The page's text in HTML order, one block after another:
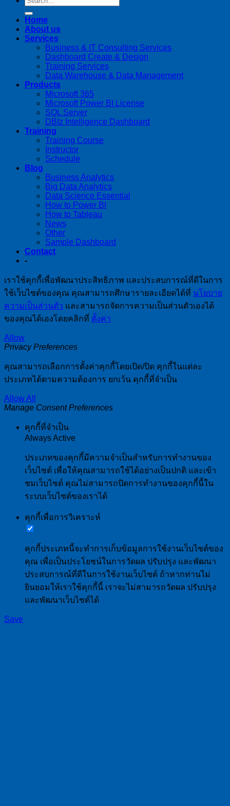
Home
About us
Services
Business & IT Consulting Services
Dashboard Create & Design
Training Services
Data Warehouse & Data Management
Products
Microsoft 365
Microsoft Power BI License
SQL Server
DBIz Intelligence Dashboard
Training
Training Course
Instructor
Schedule
Blog
Business Analytics
Big Data Analytics
Data Science Essential
How to Power BI
How to Tableau
News
Other
Sample Dashboard
Contact
-
เราใช้คุกกี้เพื่อพัฒนาประสิทธิภาพ และประสบการณ์ที่ดีในการ
ใช้เว็บไซต์ของคุณ คุณสามารถศึกษารายละเอียดได้ที่ นโยบาย
ความเป็นส่วนตัว และสามารถจัดการความเป็นส่วนตัวเองได้
ของคุณได้เองโดยคลิกที่ ตั้งค่า
Allow
Privacy Preferences
คุณสามารถเลือกการตั้งค่าคุกกี้โดยเปิด/ปิด คุกกี้ในแต่ละ
ประเภทได้ตามความต้องการ ยกเว้น คุกกี้ที่จำเป็น
Allow All
Manage Consent Preferences
คุกกี้ที่จำเป็น
Always Active
ประเภทของคุกกี้มีความจำเป็นสำหรับการทำงานของ
เว็บไซต์ เพื่อให้คุณสามารถใช้ได้อย่างเป็นปกติ และเข้า
ชมเว็บไซต์ คุณไม่สามารถปิดการทำงานของคุกกี้นี้ใน
ระบบเว็บไซต์ของเราได้
คุกกี้เพื่อการวิเคราะห์
คุกกี้ประเภทนี้จะทำการเก็บข้อมูลการใช้งานเว็บไซต์ของ
คุณ เพื่อเป็นประโยชน์ในการวัดผล ปรับปรุง และพัฒนา
ประสบการณ์ที่ดีในการใช้งานเว็บไซต์ ถ้าหากท่านไม่
ยินยอมให้เราใช้คุกกี้นี้ เราจะไม่สามารถวัดผล ปรับปรุง
และพัฒนาเว็บไซต์ได้
Save